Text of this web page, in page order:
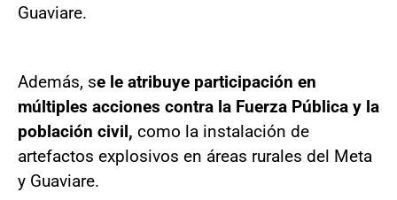
Guaviare.
Además, se le atribuye participación en
múltiples acciones contra la Fuerza Pública y la
población civil, como la instalación de
artefactos explosivos en áreas rurales del Meta
y Guaviare.